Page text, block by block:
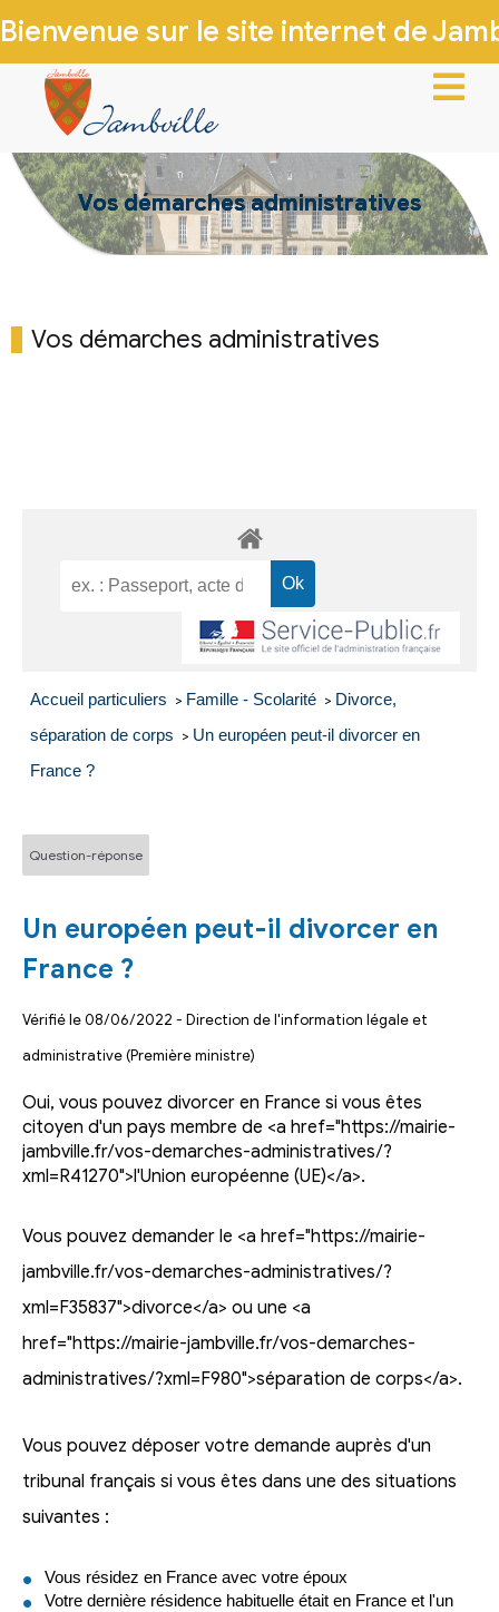
Bienvenue sur le site internet de
ACCUEIL
VIE MUNICIPALE
VIE LOCALE
PATRIMOINE & HISTOIRE
Vos démarches administratives
Vos démarches administratives
Accueil particuliers > Famille - Scolarité > Divorce,
séparation de corps > Un européen peut-il divorcer en
France ?
Question-réponse
Un européen peut-il divorcer en
France ?
Vérifié le 08/06/2022 - Direction de l'information légale et
administrative (Première ministre)
Oui, vous pouvez divorcer en France si vous êtes
citoyen d'un pays membre de <a href="https://mairie-
jambville.fr/vos-demarches-administratives/?
xml=R41270">l'Union européenne (UE)</a>.
Vous pouvez demander le <a href="https://mairie-
jambville.fr/vos-demarches-administratives/?
xml=F35837">divorce</a> ou une <a
href="https://mairie-jambville.fr/vos-demarches-
administratives/?xml=F980">séparation de corps</a>.
Vous pouvez déposer votre demande auprès d'un
tribunal français si vous êtes dans une des situations
suivantes :
Vous résidez en France avec votre époux
Votre dernière résidence habituelle était en France et l'un